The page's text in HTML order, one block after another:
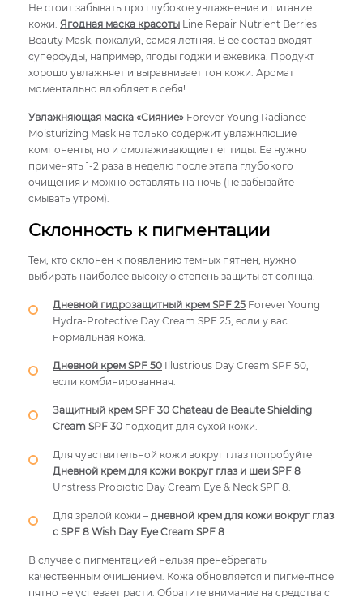
Не стоит забывать про глубокое увлажнение и питание
кожи. Ягодная маска красоты Line Repair Nutrient Berries
Beauty Mask, пожалуй, самая летняя. В ее состав входят
суперфуды, например, ягоды годжи и ежевика. Продукт
хорошо увлажняет и выравнивает тон кожи. Аромат
моментально влюбляет в себя!
Увлажняющая маска «Сияние» Forever Young Radiance
Moisturizing Mask не только содержит увлажняющие
компоненты, но и омолаживающие пептиды. Ее нужно
применять 1-2 раза в неделю после этапа глубокого
очищения и можно оставлять на ночь (не забывайте
смывать утром).
Склонность к пигментации
Тем, кто склонен к появлению темных пятнен, нужно
выбирать наиболее высокую степень защиты от солнца.
Дневной гидрозащитный крем SPF 25 Forever Young
Hydra-Protective Day Cream SPF 25, если у вас
нормальная кожа.
Дневной крем SPF 50 Illustrious Day Cream SPF 50,
если комбинированная.
Защитный крем SPF 30 Chateau de Beaute Shielding
Сream SPF 30 подходит для сухой кожи.
Для чувствительной кожи вокруг глаз попробуйте
Дневной крем для кожи вокруг глаз и шеи SPF 8
Unstress Probiotic Day Cream Eye & Neck SPF 8.
Для зрелой кожи – дневной крем для кожи вокруг глаз
с SPF 8 Wish Day Eye Cream SPF 8
В случае с пигментацией нельзя пренебрегать
качественным очищением. Кожа обновляется и пигментное
пятно не успевает расти. Обратите внимание на средства с